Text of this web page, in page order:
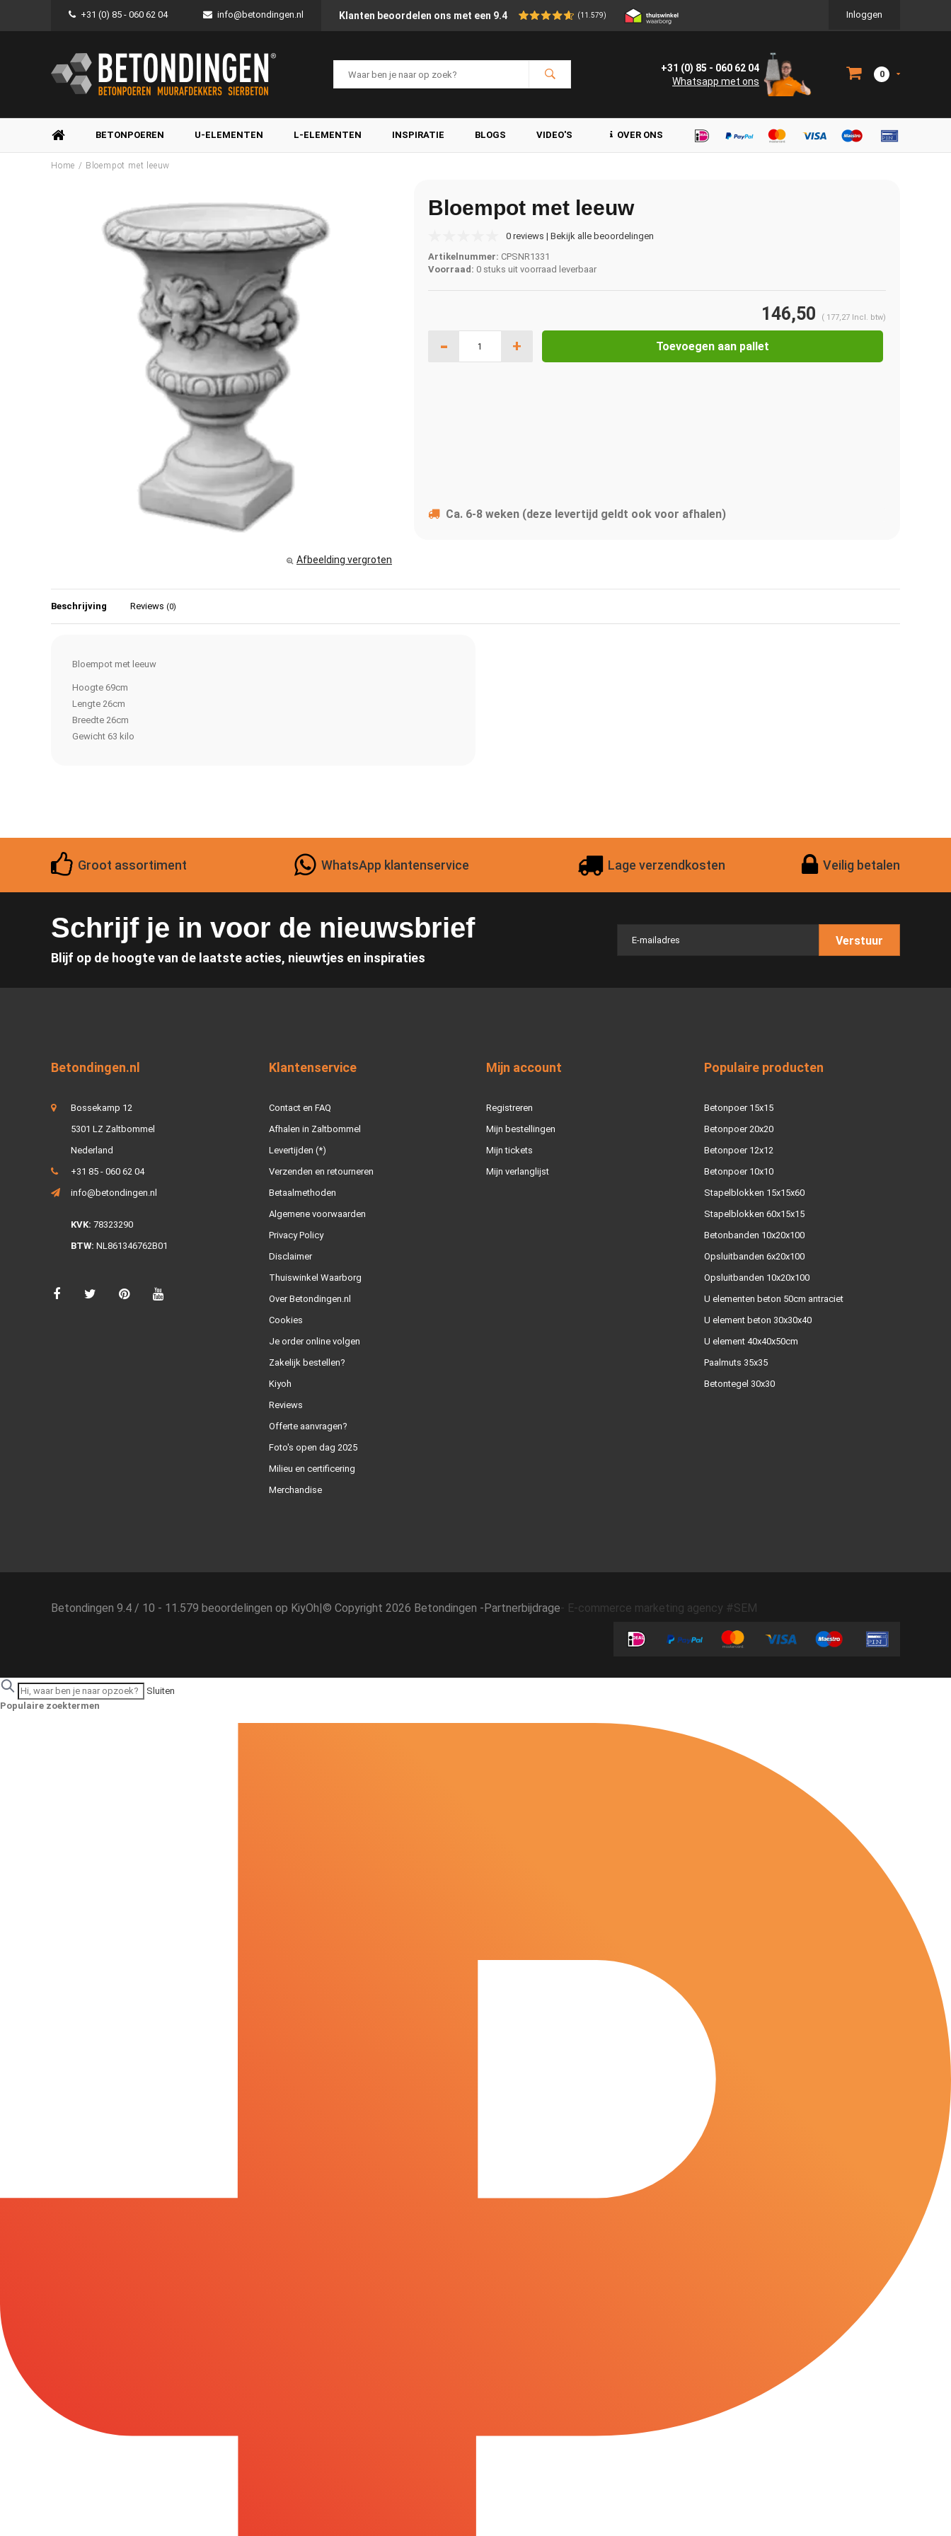
+31 (0) 85 - 060 62 04 info@betondingen.nl Klanten beoordelen ons met een 9.4 (11.579) Inloggen
+31 (0) 85 - 060 62 04
Whatsapp met ons
0
BETONPOEREN U-ELEMENTEN L-ELEMENTEN INSPIRATIE BLOGS VIDEO'S OVER ONS
Home / Bloempot met leeuw
Afbeelding vergroten
Bloempot met leeuw
0 reviews | Bekijk alle beoordelingen
Artikelnummer: CPSNR1331
Voorraad: 0 stuks uit voorraad leverbaar
146,50 ( 177,27 Incl. btw)
- + Toevoegen aan pallet
Ca. 6-8 weken (deze levertijd geldt ook voor afhalen)
Beschrijving Reviews (0)
Bloempot met leeuw
Hoogte 69cm
Lengte 26cm
Breedte 26cm
Gewicht 63 kilo
Groot assortiment WhatsApp klantenservice Lage verzendkosten Veilig betalen
Schrijf je in voor de nieuwsbrief
Blijf op de hoogte van de laatste acties, nieuwtjes en inspiraties
Verstuur
Betondingen.nl
Bossekamp 12
5301 LZ Zaltbommel
Nederland
+31 85 - 060 62 04
info@betondingen.nl
KVK: 78323290
BTW: NL861346762B01
Klantenservice
Contact en FAQ
Afhalen in Zaltbommel
Levertijden (*)
Verzenden en retourneren
Betaalmethoden
Algemene voorwaarden
Privacy Policy
Disclaimer
Thuiswinkel Waarborg
Over Betondingen.nl
Cookies
Je order online volgen
Zakelijk bestellen?
Kiyoh
Reviews
Offerte aanvragen?
Foto's open dag 2025
Milieu en certificering
Merchandise
Mijn account
Registreren
Mijn bestellingen
Mijn tickets
Mijn verlanglijst
Populaire producten
Betonpoer 15x15
Betonpoer 20x20
Betonpoer 12x12
Betonpoer 10x10
Stapelblokken 15x15x60
Stapelblokken 60x15x15
Betonbanden 10x20x100
Opsluitbanden 6x20x100
Opsluitbanden 10x20x100
U elementen beton 50cm antraciet
U element beton 30x30x40
U element 40x40x50cm
Paalmuts 35x35
Betontegel 30x30
Betondingen 9.4 / 10 - 11.579 beoordelingen op KiyOh|© Copyright 2026 Betondingen -Partnerbijdrage- E-commerce marketing agency #SEM
Sluiten
Populaire zoektermen